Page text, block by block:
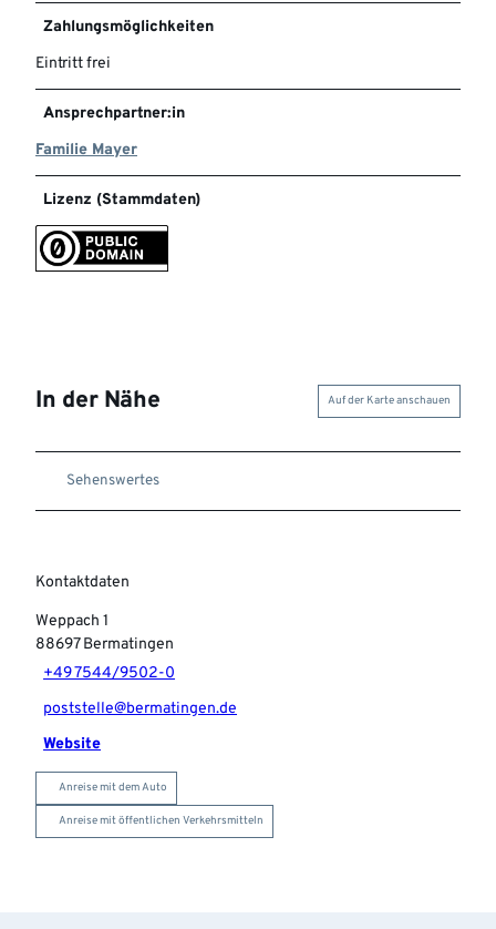
Zahlungsmöglichkeiten
Eintritt frei
Ansprechpartner:in
Familie Mayer
Lizenz (Stammdaten)
In der Nähe Auf der Karte anschauen
Sehenswertes
Kontaktdaten
Weppach 1
88697Bermatingen
+49 7544/9502-0
poststelle@bermatingen.de
Website
Anreise mit dem Auto
Anreise mit öffentlichen Verkehrsmitteln